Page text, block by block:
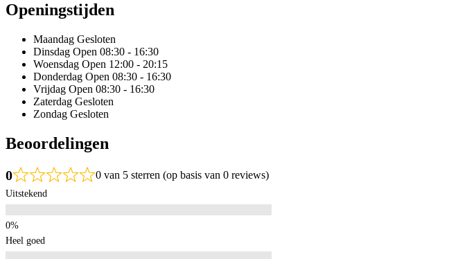
Openingstijden
Maandag Gesloten
Dinsdag Open 08:30 - 16:30
Woensdag Open 12:00 - 20:15
Donderdag Open 08:30 - 16:30
Vrijdag Open 08:30 - 16:30
Zaterdag Gesloten
Zondag Gesloten
Beoordelingen
0 0 van 5 sterren (op basis van 0 reviews)
Uitstekend
Heel goed